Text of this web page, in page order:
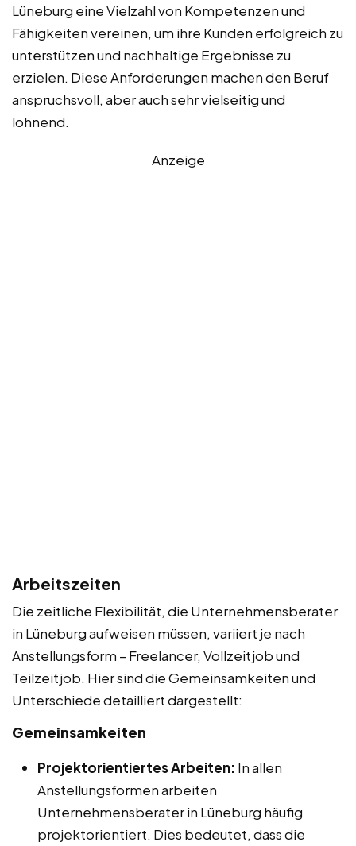
Lüneburg eine Vielzahl von Kompetenzen und
Fähigkeiten vereinen, um ihre Kunden erfolgreich zu
unterstützen und nachhaltige Ergebnisse zu
erzielen. Diese Anforderungen machen den Beruf
anspruchsvoll, aber auch sehr vielseitig und
lohnend.
Anzeige
Arbeitszeiten
Die zeitliche Flexibilität, die Unternehmensberater
in Lüneburg aufweisen müssen, variiert je nach
Anstellungsform – Freelancer, Vollzeitjob und
Teilzeitjob. Hier sind die Gemeinsamkeiten und
Unterschiede detailliert dargestellt:
Gemeinsamkeiten
Projektorientiertes Arbeiten: In allen
Anstellungsformen arbeiten
Unternehmensberater in Lüneburg häufig
projektorientiert. Dies bedeutet, dass die